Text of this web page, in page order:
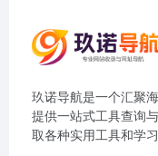
玖诺导航是一个汇聚
提供一站式工具查询
取各种实用工具和学